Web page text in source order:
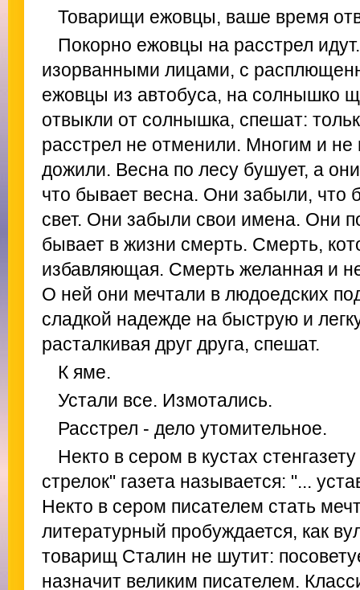
Товарищи ежовцы, ваше время
Покорно ежовцы на расстрел
изорванными лицами, с
ежовцы из автобуса, на солнышко
отвыкли от солнышка, спешат:
расстрел не отменили. Многим и не
дожили. Весна по лесу бушует, а
что бывает весна. Они забыли, что
свет. Они забыли свои имена. Они
бывает в жизни смерть. Смерть,
избавляющая. Смерть желанная и
О ней они мечтали в людоедских
сладкой надежде на быструю и
расталкивая друг друга, спешат.
К яме.
Устали все. Измотались.
Расстрел - дело утомительное.
Некто в сером в кустах
стрелок" газета называется: "...
Некто в сером писателем стать
литературный пробуждается, как
товарищ Сталин не шутит:
назначит великим писателем.